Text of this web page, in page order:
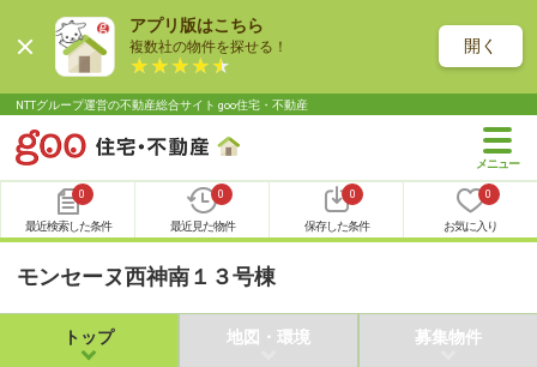
アプリ版はこちら
複数社の物件を探せる！ 開く
NTTグループ運営の不動産総合サイト goo住宅・不動産
0
最近検索した条件
0
最近見た物件
0
保存した条件
0
お気に入り
モンセーヌ西神南１３号棟
トップ 地図・環境 募集物件